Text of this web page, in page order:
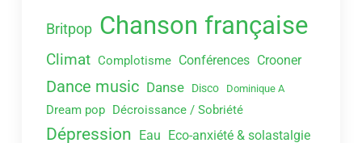
Britpop Chanson française
Climat Complotisme Conférences Crooner
Dance music Danse Disco Dominique A
Dream pop Décroissance / Sobriété
Dépression Eau Eco-anxiété & solastalgie